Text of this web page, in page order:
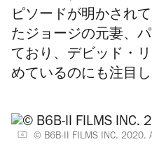
ピソードが明かされ
たジョージの元妻、
ており、デビッド・
めているのにも注目し
© B6B-II FILMS INC. 2020.